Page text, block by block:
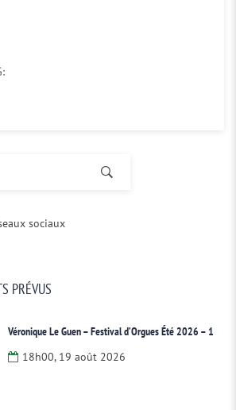
sociaux
PRÉVUS
Véronique Le Guen – Festival d’Orgues Été 2026 – 1
18h00, 19 août 2026